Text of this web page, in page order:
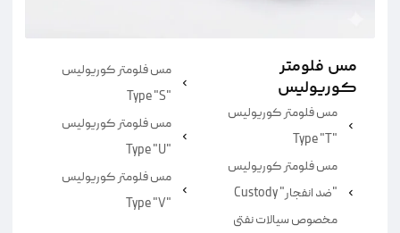
مس فلومتر
کوریولیس
مس فلومتر کوریولیس
مس فلومتر کوریولیس
"ضد انفجار" Custody
مخصوص سیالات نفتی
مس فلومتر کوریولیس
مس فلومتر کوریولیس
مس فلومتر کوریولیس